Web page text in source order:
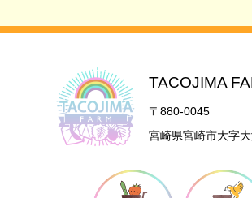
TACOJIMA
〒880-0045
宮崎県宮崎市大字